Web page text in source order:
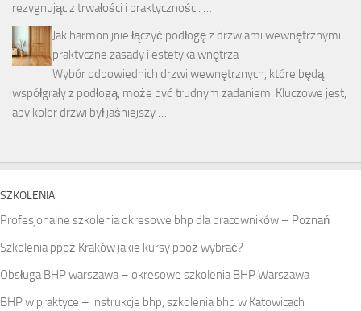
rezygnując z trwałości i praktyczności. …
Jak harmonijnie łączyć podłogę z drzwiami wewnętrznymi:
praktyczne zasady i estetyka wnętrza
Wybór odpowiednich drzwi wewnętrznych, które będą
współgrały z podłogą, może być trudnym zadaniem. Kluczowe jest,
aby kolor drzwi był jaśniejszy …
SZKOLENIA
Profesjonalne szkolenia okresowe bhp dla pracowników – Poznań
Szkolenia ppoż Kraków jakie kursy ppoż wybrać?
Obsługa BHP warszawa – okresowe szkolenia BHP Warszawa
BHP w praktyce – instrukcje bhp, szkolenia bhp w Katowicach